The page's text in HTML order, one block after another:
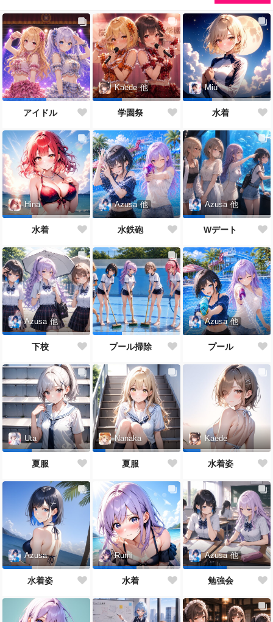
アイドル
Kaede 他
学園祭
Miu
水着
Hina
水着
Azusa 他
水鉄砲
Azusa 他
Wデート
Azusa 他
下校 プール掃除
Azusa 他
プール
Uta
夏服
Nanaka
夏服
Kaede
水着姿
Azusa
水着姿
Rumi
水着
Azusa 他
勉強会